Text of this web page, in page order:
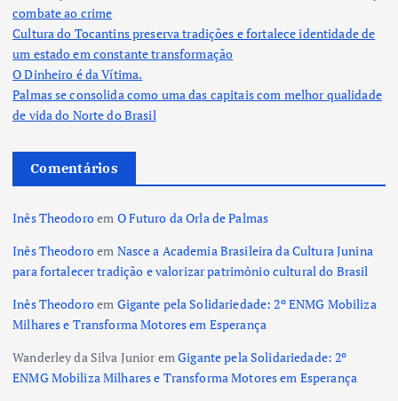
combate ao crime
Cultura do Tocantins preserva tradições e fortalece identidade de
um estado em constante transformação
O Dinheiro é da Vítima.
Palmas se consolida como uma das capitais com melhor qualidade
de vida do Norte do Brasil
Comentários
Inês Theodoroem O Futuro da Orla de Palmas
Inês Theodoroem Nasce a Academia Brasileira da Cultura Junina
para fortalecer tradição e valorizar patrimônio cultural do Brasil
Inês Theodoroem Gigante pela Solidariedade: 2º ENMG Mobiliza
Milhares e Transforma Motores em Esperança
Wanderley da Silva JunioremGigante pela Solidariedade: 2º
ENMG Mobiliza Milhares e Transforma Motores em Esperança